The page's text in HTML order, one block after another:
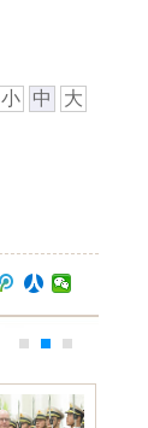
小 中 大